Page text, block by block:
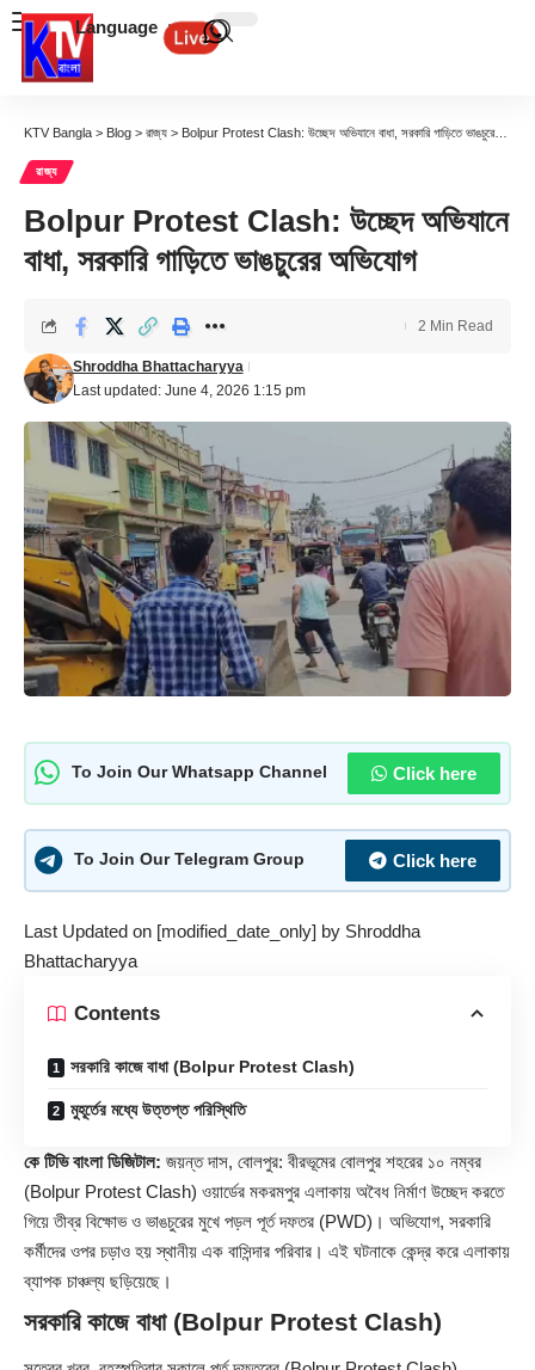
Language
KTV Bangla > Blog > রাজ্য > Bolpur Protest Clash: উচ্ছেদ অভিযানে বাধা, সরকারি গাড়িতে ভাঙচুরের অভিযোগ
রাজ্য
Bolpur Protest Clash: উচ্ছেদ অভিযানে
বাধা, সরকারি গাড়িতে ভাঙচুরের অভিযোগ
Last updated: June 4, 2026 1:15 pm
Shroddha Bhattacharyya
2 Min Read
To Join Our Whatsapp Channel Click here
To Join Our Telegram Group Click here
Last Updated on [modified_date_only] by Shroddha
Bhattacharyya
Contents
সরকারি কাজে বাধা (Bolpur Protest Clash)
মুহূর্তের মধ্যে উত্তপ্ত পরিস্থিতি
কে টিভি বাংলা ডিজিটাল: জয়ন্ত দাস, বোলপুর: বীরভূমের বোলপুর শহরের ১০ নম্বর
(Bolpur Protest Clash) ওয়ার্ডের মকরমপুর এলাকায় অবৈধ নির্মাণ উচ্ছেদ করতে
গিয়ে তীব্র বিক্ষোভ ও ভাঙচুরের মুখে পড়ল পূর্ত দফতর (PWD)। অভিযোগ, সরকারি
কর্মীদের ওপর চড়াও হয় স্থানীয় এক বাসিন্দার পরিবার। এই ঘটনাকে কেন্দ্র করে এলাকায়
ব্যাপক চাঞ্চল্য ছড়িয়েছে।
সরকারি কাজে বাধা (Bolpur Protest Clash)